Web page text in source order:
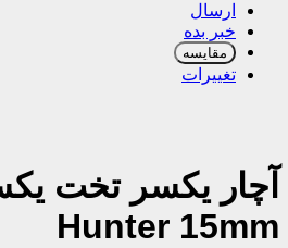
ارسال
خبر بده
مقایسه
تغییرات
آچار یکسر تخت
Hunter 15mm